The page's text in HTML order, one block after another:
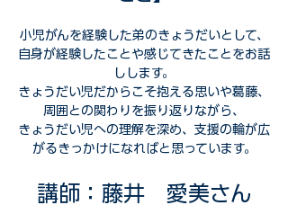
小児がんを経験した弟のきょうだいとして、
自身が経験したことや感じてきたことをお話
しします。
きょうだい児だからこそ抱える思いや葛藤、
周囲との関わりを振り返りながら、
きょうだい児への理解を深め、支援の輪が広
がるきっかけになればと思っています。
講師：藤井　愛美さん